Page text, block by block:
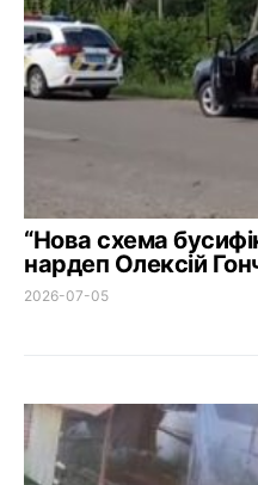
“Нова схема
нардеп Олексій
2026-07-05